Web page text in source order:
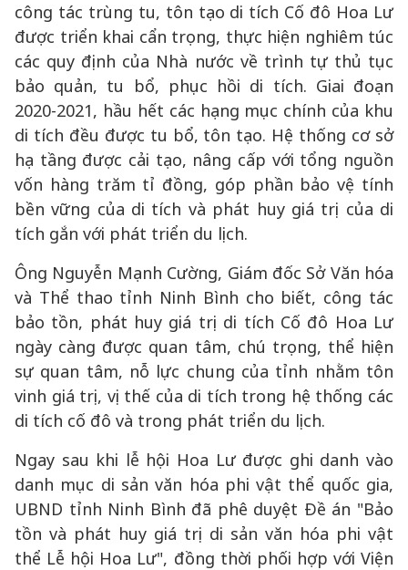
công tác trùng tu, tôn tạo di tích Cố đô Hoa Lư
được triển khai cẩn trọng, thực hiện nghiêm túc
các quy định của Nhà nước về trình tự thủ tục
bảo quản, tu bổ, phục hồi di tích. Giai đoạn
2020-2021, hầu hết các hạng mục chính của khu
di tích đều được tu bổ, tôn tạo. Hệ thống cơ sở
hạ tầng được cải tạo, nâng cấp với tổng nguồn
vốn hàng trăm tỉ đồng, góp phần bảo vệ tính
bền vững của di tích và phát huy giá trị của di
tích gắn với phát triển du lịch.
Ông Nguyễn Mạnh Cường, Giám đốc Sở Văn hóa
và Thể thao tỉnh Ninh Bình cho biết, công tác
bảo tồn, phát huy giá trị di tích Cố đô Hoa Lư
ngày càng được quan tâm, chú trọng, thể hiện
sự quan tâm, nỗ lực chung của tỉnh nhằm tôn
vinh giá trị, vị thế của di tích trong hệ thống các
di tích cố đô và trong phát triển du lịch.
Ngay sau khi lễ hội Hoa Lư được ghi danh vào
danh mục di sản văn hóa phi vật thể quốc gia,
UBND tỉnh Ninh Bình đã phê duyệt Đề án "Bảo
tồn và phát huy giá trị di sản văn hóa phi vật
thể Lễ hội Hoa Lư", đồng thời phối hợp với Viện